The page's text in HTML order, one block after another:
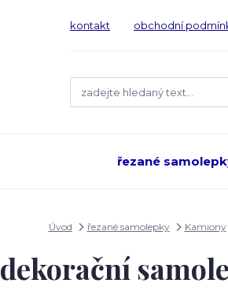
kontakt obchodní
řezané
Úvod řezané samolepky Kamiony
dekorační